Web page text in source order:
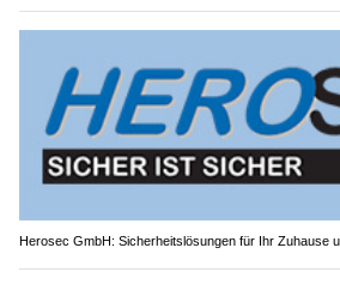
Herosec GmbH: Sicherheitslösungen für Ihr Zuhause